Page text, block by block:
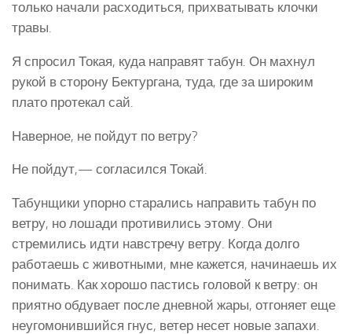
только начали расходиться, прихватывать клочки
травы.
Я спросил Токая, куда направят табун. Он махнул
рукой в сторону Бектургана, туда, где за широким
плато протекал сай.
Наверное, не пойдут по ветру?
Не пойдут,— согласился Токай.
Табунщики упорно старались направить табун по
ветру, но лошади противились этому. Они
стремились идти навстречу ветру. Когда долго
работаешь с животными, мне кажется, начинаешь их
понимать. Как хорошо пастись головой к ветру: он
приятно обдувает после дневной жары, отгоняет еще
неугомонившийся гнус, ветер несет новые запахи.